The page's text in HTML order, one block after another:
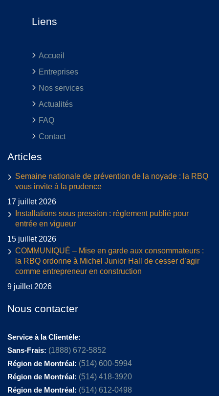
Liens
Accueil
Entreprises
Nos services
Actualités
FAQ
Contact
Articles
Semaine nationale de prévention de la noyade : la RBQ
vous invite à la prudence
17 juillet 2026
Installations sous pression : règlement publié pour
entrée en vigueur
15 juillet 2026
COMMUNIQUÉ – Mise en garde aux consommateurs :
la RBQ ordonne à Michel Junior Hall de cesser d’agir
comme entrepreneur en construction
9 juillet 2026
Nous contacter
Service à la Clientèle:
Sans-Frais: (1888) 672-5852
Région de Montréal: (514) 600-5994
Région de Montréal: (514) 418-3920
Région de Montréal: (514) 612-0498